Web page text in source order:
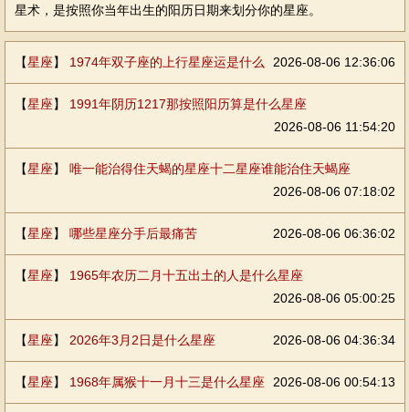
星术，是按照你当年出生的阳历日期来划分你的星座。
【星座】 1974年双子座的上行星座运是什么 2026-08-06 12:36:06
【星座】 1991年阴历1217那按照阳历算是什么星座
2026-08-06 11:54:20
【星座】 唯一能治得住天蝎的星座十二星座谁能治住天蝎座
2026-08-06 07:18:02
【星座】 哪些星座分手后最痛苦 2026-08-06 06:36:02
【星座】 1965年农历二月十五出土的人是什么星座
2026-08-06 05:00:25
【星座】 2026年3月2日是什么星座 2026-08-06 04:36:34
【星座】 1968年属猴十一月十三是什么星座 2026-08-06 00:54:13